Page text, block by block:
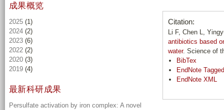
Citation:
Li F, Chen L,
antibiotics based
water. Science of
BibTex
EndNote Tagged
EndNote XML
成果概览
2025 (1)
2024 (2)
2023 (6)
2022 (2)
2020 (3)
2019 (4)
最新科研成果
Persulfate activation by iron complex: A novel